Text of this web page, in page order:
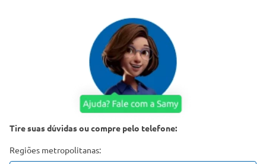
Tire suas dúvidas ou compre pelo telefone:
Regiões metropolitanas: